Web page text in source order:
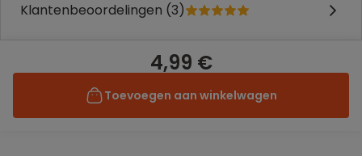
Klantenbeoordelingen (3)
4,99 €
Toevoegen aan winkelwagen